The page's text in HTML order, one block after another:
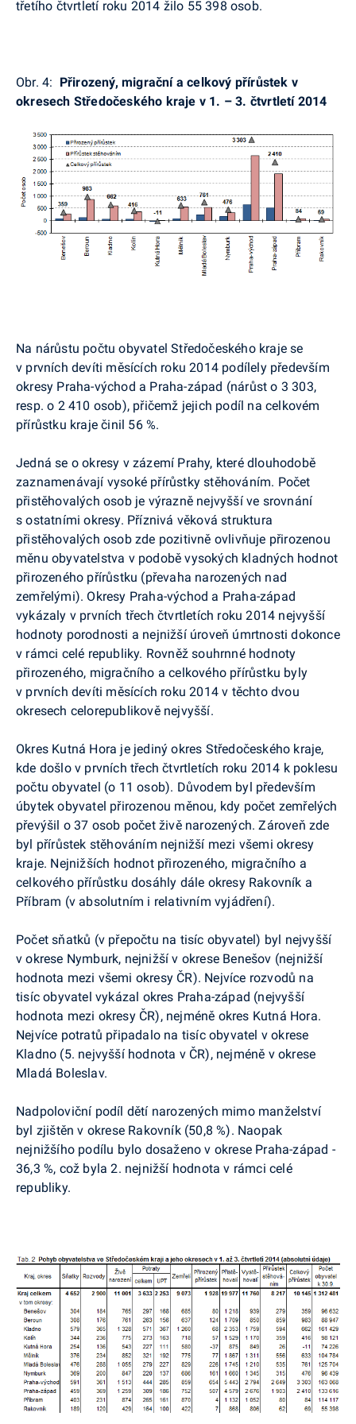
třetího čtvrtletí roku 2014 žilo 55 398 osob.
Obr. 4: Přirozený, migrační a celkový přírůstek v
okresech Středočeského kraje v 1. – 3. čtvrtletí 2014
Na nárůstu počtu obyvatel Středočeského kraje se
v prvních devíti měsících roku 2014 podílely především
okresy Praha-východ a Praha-západ (nárůst o 3 303,
resp. o 2 410 osob), přičemž jejich podíl na celkovém
přírůstku kraje činil 56 %.
Jedná se o okresy v zázemí Prahy, které dlouhodobě
zaznamenávají vysoké přírůstky stěhováním. Počet
přistěhovalých osob je výrazně nejvyšší ve srovnání
s ostatními okresy. Příznivá věková struktura
přistěhovalých osob zde pozitivně ovlivňuje přirozenou
měnu obyvatelstva v podobě vysokých kladných hodnot
přirozeného přírůstku (převaha narozených nad
zemřelými). Okresy Praha-východ a Praha-západ
vykázaly v prvních třech čtvrtletích roku 2014 nejvyšší
hodnoty porodnosti a nejnižší úroveň úmrtnosti dokonce
v rámci celé republiky. Rovněž souhrnné hodnoty
přirozeného, migračního a celkového přírůstku byly
v prvních devíti měsících roku 2014 v těchto dvou
okresech celorepublikově nejvyšší.
Okres Kutná Hora je jediný okres Středočeského kraje,
kde došlo v prvních třech čtvrtletích roku 2014 k poklesu
počtu obyvatel (o 11 osob). Důvodem byl především
úbytek obyvatel přirozenou měnou, kdy počet zemřelých
převýšil o 37 osob počet živě narozených. Zároveň zde
byl přírůstek stěhováním nejnižší mezi všemi okresy
kraje. Nejnižších hodnot přirozeného, migračního a
celkového přírůstku dosáhly dále okresy Rakovník a
Příbram (v absolutním i relativním vyjádření).
Počet sňatků (v přepočtu na tisíc obyvatel) byl nejvyšší
v okrese Nymburk, nejnižší v okrese Benešov (nejnižší
hodnota mezi všemi okresy ČR). Nejvíce rozvodů na
tisíc obyvatel vykázal okres Praha-západ (nejvyšší
hodnota mezi okresy ČR), nejméně okres Kutná Hora.
Nejvíce potratů připadalo na tisíc obyvatel v okrese
Kladno (5. nejvyšší hodnota v ČR), nejméně v okrese
Mladá Boleslav.
Nadpoloviční podíl dětí narozených mimo manželství
byl zjištěn v okrese Rakovník (50,8 %). Naopak
nejnižšího podílu bylo dosaženo v okrese Praha-západ -
36,3 %, což byla 2. nejnižší hodnota v rámci celé
republiky.